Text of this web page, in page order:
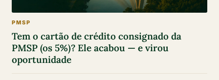
PMSP
Tem o cartão de crédito consignado da
PMSP (os 5%)? Ele acabou — e virou
oportunidade